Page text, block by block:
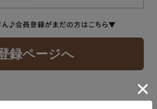
録ページへ